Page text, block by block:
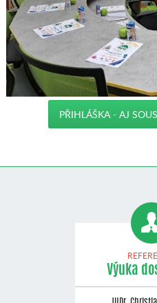
PŘIHLÁŠKA - AJ
Výuka